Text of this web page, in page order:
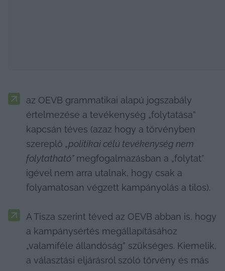
az OEVB grammatikai alapú jogszabály
értelmezése a tevékenység „folytatása”
kapcsán téves (azaz hogy a törvényben
szereplő „politikai célú tevékenység nem
folytatható” megfogalmazásban a „folytat”
igével nem arra utalnak, hogy csak a
folyamatosan végzett kampányolás a tilos).
A Tisza szerint téved az OEVB abban is, hogy
a kampánysértés megállapításához
„valamiféle állandóság” szükséges. Kiemelik,
a választási eljárásról szóló törvény és más